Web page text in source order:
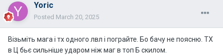
Yoric
Posted March 20, 2025
Візьміть мага і тх одного лвл і пограйте. Бо бачу не поясню. ТХ
в Ц бьє сильніше ударом ніж маг в топ Б скилом.